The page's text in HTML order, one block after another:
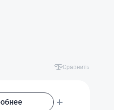
Сравнить